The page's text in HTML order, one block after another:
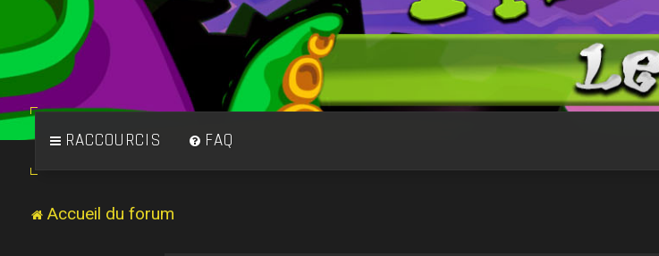
RACCOURCIS FAQ
Accueil du forum